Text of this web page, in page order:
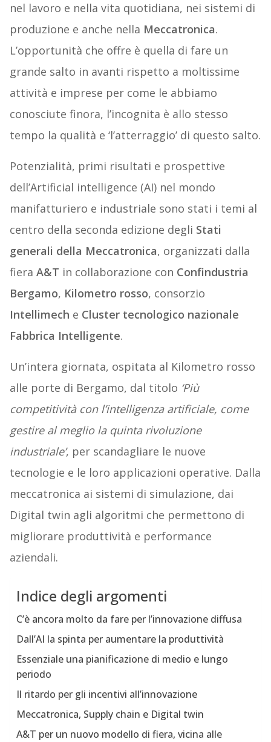
nel lavoro e nella vita quotidiana, nei sistemi di
produzione e anche nella Meccatronica.
L’opportunità che offre è quella di fare un
grande salto in avanti rispetto a moltissime
attività e imprese per come le abbiamo
conosciute finora, l’incognita è allo stesso
tempo la qualità e ‘l’atterraggio’ di questo salto.
Potenzialità, primi risultati e prospettive
dell’Artificial intelligence (AI) nel mondo
manifatturiero e industriale sono stati i temi al
centro della seconda edizione degli Stati
generali della Meccatronica, organizzati dalla
fiera A&T in collaborazione con Confindustria
Bergamo, Kilometro rosso, consorzio
Intellimech e Cluster tecnologico nazionale
Fabbrica Intelligente.
Un’intera giornata, ospitata al Kilometro rosso
alle porte di Bergamo, dal titolo ‘Più
competitività con l’intelligenza artificiale, come
gestire al meglio la quinta rivoluzione
industriale’, per scandagliare le nuove
tecnologie e le loro applicazioni operative. Dalla
meccatronica ai sistemi di simulazione, dai
Digital twin agli algoritmi che permettono di
migliorare produttività e performance
aziendali.
Indice degli argomenti
C’è ancora molto da fare per l’innovazione diffusa
Dall’AI la spinta per aumentare la produttività
Essenziale una pianificazione di medio e lungo
periodo
Il ritardo per gli incentivi all’innovazione
Meccatronica, Supply chain e Digital twin
A&T per un nuovo modello di fiera, vicina alle